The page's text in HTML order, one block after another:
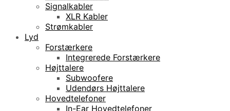
Signalkabler
XLR Kabler
Strømkabler
Lyd
Forstærkere
Integrerede Forstærkere
Højttalere
Subwoofere
Udendørs Højttalere
Hovedtelefoner
In-Ear Hovedtelefoner